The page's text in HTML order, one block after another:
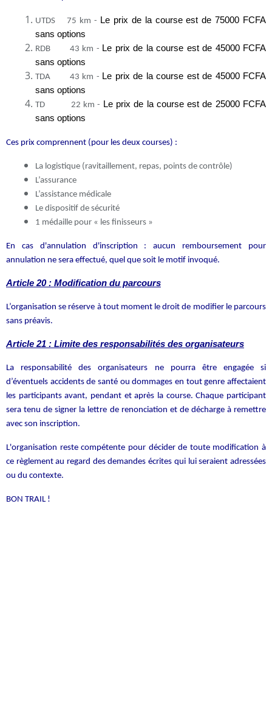
UTDS 75 km - Le prix de la course est de 75000 FCFA
sans options
RDB 43 km - Le prix de la course est de 45000 FCFA
sans options
TDA 43 km - Le prix de la course est de 45000 FCFA
sans options
TD 22 km - Le prix de la course est de 25000 FCFA
sans options
Ces prix comprennent (pour les deux courses) :
La logistique (ravitaillement, repas, points de contrôle)
L’assurance
L’assistance médicale
Le dispositif de sécurité
1 médaille pour « les finisseurs »
En cas d'annulation d'inscription : aucun remboursement pour
annulation ne sera effectué, quel que soit le motif invoqué.
Article 20 : Modification du parcours
L’organisation se réserve à tout moment le droit de modifier le parcours
sans préavis.
Article 21 : Limite des responsabilités des organisateurs
La responsabilité des organisateurs ne pourra être engagée si
d’éventuels accidents de santé ou dommages en tout genre affectaient
les participants avant, pendant et après la course. Chaque participant
sera tenu de signer la lettre de renonciation et de décharge à remettre
avec son inscription.
L'organisation reste compétente pour décider de toute modification à
ce règlement au regard des demandes écrites qui lui seraient adressées
ou du contexte.
BON TRAIL !